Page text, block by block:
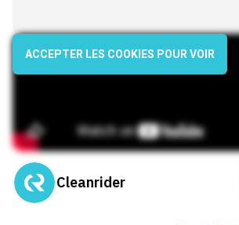
ACCEPTER LES COOKIES POUR VOIR
Cleanrider